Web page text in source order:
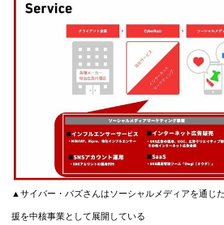
▲サイバー・バズさんはソーシャルメディアを通じ
援を中核事業として展開している